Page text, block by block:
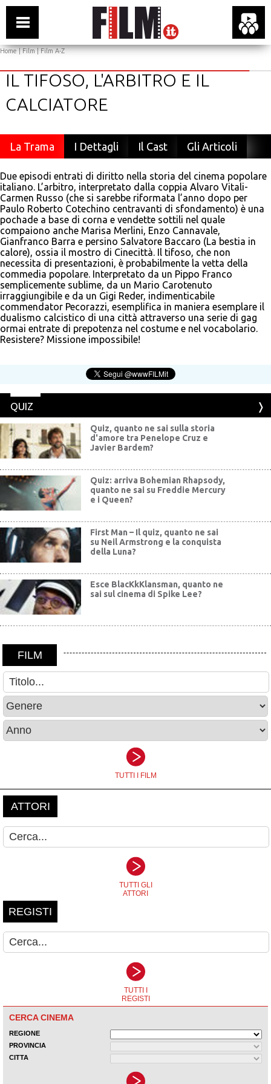
Home|Film|Film A-Z
IL TIFOSO, L'ARBITRO E IL
CALCIATORE
La Trama I Dettagli Il Cast Gli Articoli
Due episodi entrati di diritto nella storia del cinema popolare
italiano. L’arbitro, interpretato dalla coppia Alvaro Vitali-
Carmen Russo (che si sarebbe riformata l’anno dopo per
Paulo Roberto Cotechino centravanti di sfondamento) è una
pochade a base di corna e vendette sottili nel quale
compaiono anche Marisa Merlini, Enzo Cannavale,
Gianfranco Barra e persino Salvatore Baccaro (La bestia in
calore), ossia il mostro di Cinecittà. Il tifoso, che non
necessita di presentazioni, è probabilmente la vetta della
commedia popolare. Interpretato da un Pippo Franco
semplicemente sublime, da un Mario Carotenuto
irraggiungibile e da un Gigi Reder, indimenticabile
commendator Pecorazzi, esemplifica in maniera esemplare il
dualismo calcistico di una città attraverso una serie di gag
ormai entrate di prepotenza nel costume e nel vocabolario.
Resistere? Missione impossibile!
QUIZ
Quiz, quanto ne sai sulla storia
d'amore tra Penelope Cruz e
Javier Bardem?
Quiz: arriva Bohemian Rhapsody,
quanto ne sai su Freddie Mercury
e i Queen?
First Man – Il quiz, quanto ne sai
su Neil Armstrong e la conquista
della Luna?
Esce BlacKkKlansman, quanto ne
sai sul cinema di Spike Lee?